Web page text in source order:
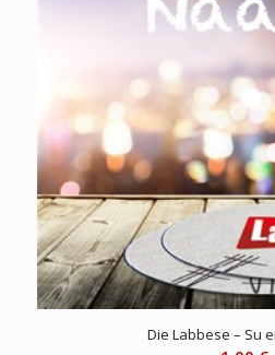
Die Labbese – Su